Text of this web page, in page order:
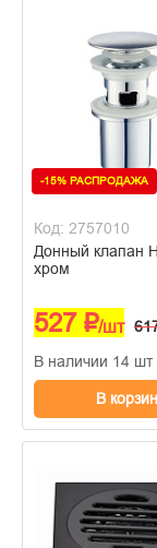
-15% РАСПРОДАЖА
Код: 2757010
Донный клапан
хром
527 ₽/шт
В наличии 14 шт
В